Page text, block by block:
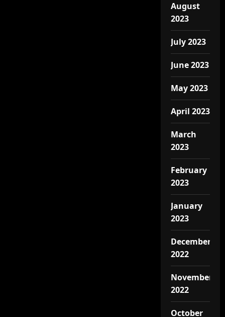
August
2023
July 2023
June 2023
May 2023
April 2023
March
2023
February
2023
January
2023
December
2022
November
2022
October